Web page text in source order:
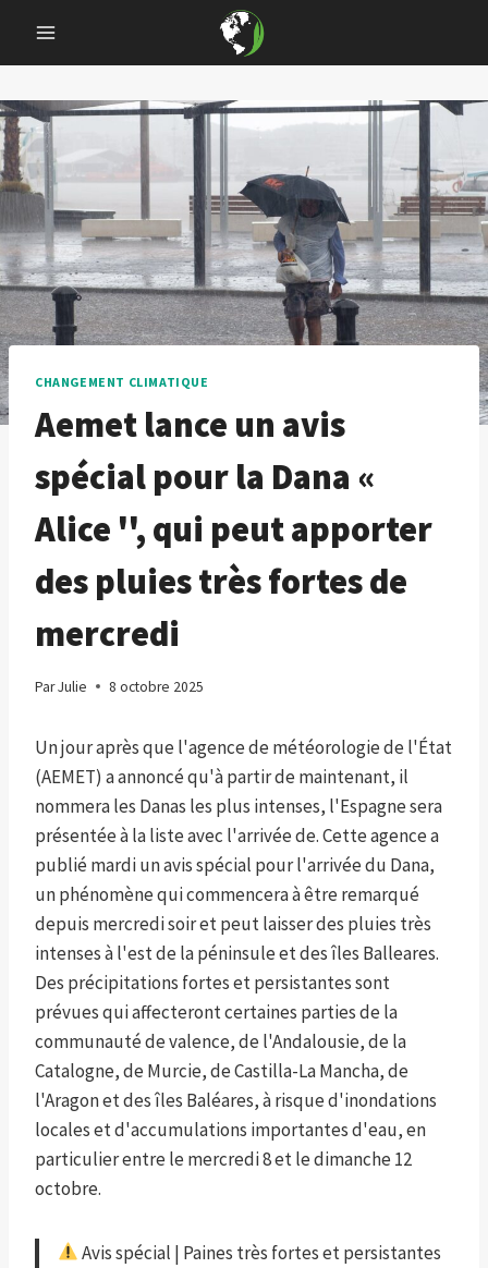
content
CHANGEMENT CLIMATIQUE
Aemet lance un avis
spécial pour la Dana «
Alice '', qui peut apporter
des pluies très fortes de
mercredi
ParJulie 8 octobre 2025
Un jour après que l'agence de météorologie de l'État
(AEMET) a annoncé qu'à partir de maintenant, il
nommera les Danas les plus intenses, l'Espagne sera
présentée à la liste avec l'arrivée de. Cette agence a
publié mardi un avis spécial pour l'arrivée du Dana,
un phénomène qui commencera à être remarqué
depuis mercredi soir et peut laisser des pluies très
intenses à l'est de la péninsule et des îles Balleares.
Des précipitations fortes et persistantes sont
prévues qui affecteront certaines parties de la
communauté de valence, de l'Andalousie, de la
Catalogne, de Murcie, de Castilla-La Mancha, de
l'Aragon et des îles Baléares, à risque d'inondations
locales et d'accumulations importantes d'eau, en
particulier entre le mercredi 8 et le dimanche 12
octobre.
Avis spécial | Paines très fortes et persistantes